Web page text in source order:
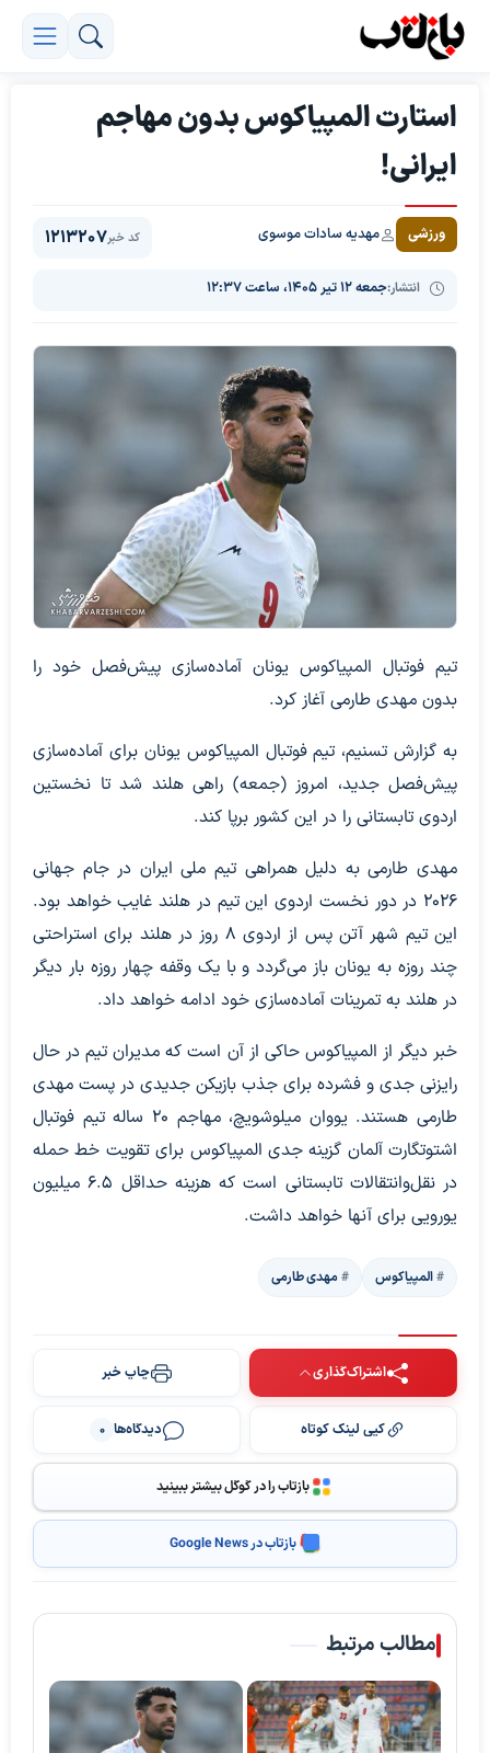
استارت المپیاکوس بدون مهاجم
ایرانی!
ورزشی مهدیه سادات موسوی
انتشار:جمعه ۱۲ تیر ۱۴۰۵، ساعت ۱۲:۳۷
کد خبر1213207
تیم فوتبال المپیاکوس یونان آماده‌سازی پیش‌فصل خود را
بدون مهدی طارمی آغاز کرد.
به گزارش تسنیم، تیم فوتبال المپیاکوس یونان برای آماده‌سازی
پیش‌فصل جدید، امروز (جمعه) راهی هلند شد تا نخستین
اردوی تابستانی را در این کشور برپا کند.
مهدی طارمی به دلیل همراهی تیم ملی ایران در جام جهانی
2026 در دور نخست اردوی این تیم در هلند غایب خواهد بود.
این تیم شهر آتن پس از اردوی 8 روز در هلند برای استراحتی
چند روزه به یونان باز می‌گردد و با یک وقفه چهار روزه بار دیگر
در هلند به تمرینات آماده‌سازی خود ادامه خواهد داد.
خبر دیگر از المپیاکوس حاکی از آن است که مدیران تیم در حال
رایزنی جدی و فشرده برای جذب بازیکن جدیدی در پست مهدی
طارمی هستند. یووان میلوشویچ، مهاجم 20 ساله تیم فوتبال
اشتوتگارت آلمان گزینه جدی المپیاکوس برای تقویت خط حمله
در نقل‌وانتقالات تابستانی است که هزینه حداقل 6.5 میلیون
یورویی برای آنها خواهد داشت.
المپیاکوس مهدی طارمی
اشتراک‌گذاری چاپ خبر
کپی لینک کوتاه دیدگاه‌ها 0
بازتاب را در گوگل بیشتر ببینید
بازتاب در Google News
مطالب مرتبط